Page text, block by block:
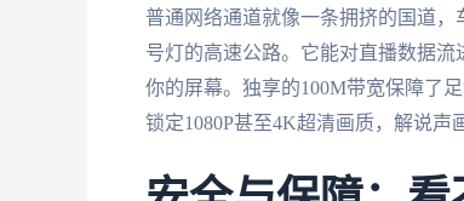
普通网络通道就像一条拥挤的国道
号灯的高速公路。它能对直播数据
你的屏幕。独享的100M带宽保障了
锁定1080P甚至4K超清画质，解说声